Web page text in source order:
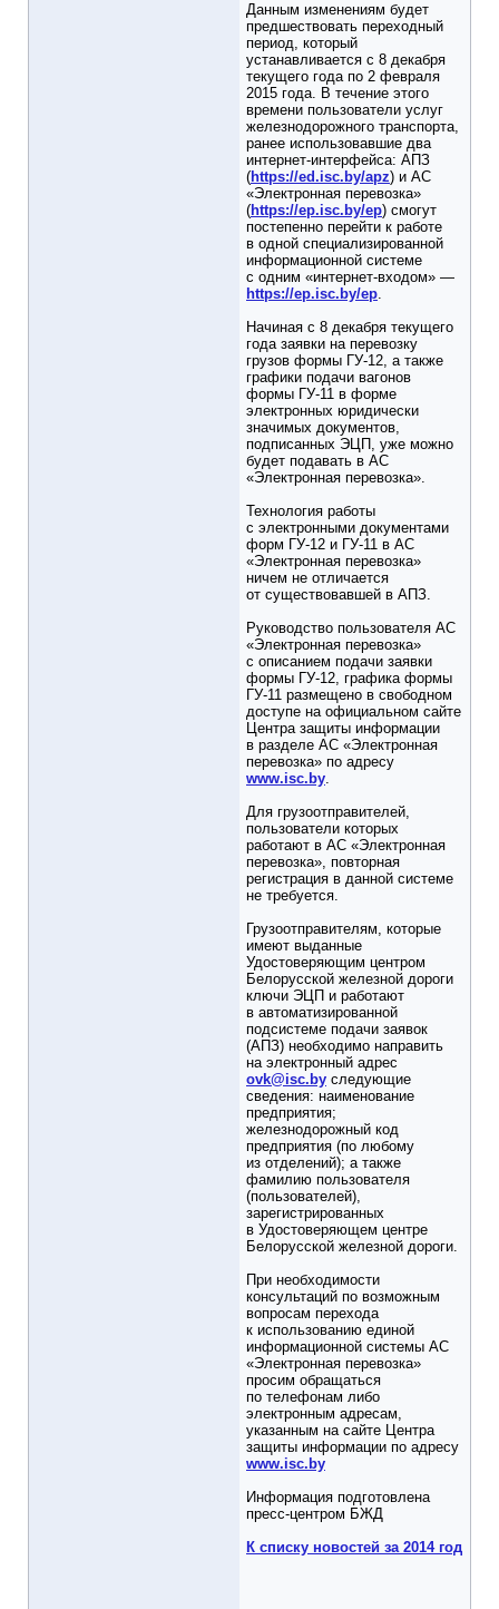
Данным изменениям будет
предшествовать переходный
период, который
устанавливается с 8 декабря
текущего года по 2 февраля
2015 года. В течение этого
времени пользователи услуг
железнодорожного транспорта,
ранее использовавшие два
интернет-интерфейса: АПЗ
(https://ed.isc.by/apz) и АС
«Электронная перевозка»
(https://ep.isc.by/ep) смогут
постепенно перейти к работе
в одной специализированной
информационной системе
с одним «интернет-входом» —
https://ep.isc.by/ep.
Начиная с 8 декабря текущего
года заявки на перевозку
грузов формы ГУ-12, а также
графики подачи вагонов
формы ГУ-11 в форме
электронных юридически
значимых документов,
подписанных ЭЦП, уже можно
будет подавать в АС
«Электронная перевозка».
Технология работы
с электронными документами
форм ГУ-12 и ГУ-11 в АС
«Электронная перевозка»
ничем не отличается
от существовавшей в АПЗ.
Руководство пользователя АС
«Электронная перевозка»
с описанием подачи заявки
формы ГУ-12, графика формы
ГУ-11 размещено в свободном
доступе на официальном сайте
Центра защиты информации
в разделе АС «Электронная
перевозка» по адресу
www.isc.by.
Для грузоотправителей,
пользователи которых
работают в АС «Электронная
перевозка», повторная
регистрация в данной системе
не требуется.
Грузоотправителям, которые
имеют выданные
Удостоверяющим центром
Белорусской железной дороги
ключи ЭЦП и работают
в автоматизированной
подсистеме подачи заявок
(АПЗ) необходимо направить
на электронный адрес
ovk@isc.by следующие
сведения: наименование
предприятия;
железнодорожный код
предприятия (по любому
из отделений); а также
фамилию пользователя
(пользователей),
зарегистрированных
в Удостоверяющем центре
Белорусской железной дороги.
При необходимости
консультаций по возможным
вопросам перехода
к использованию единой
информационной системы АС
«Электронная перевозка»
просим обращаться
по телефонам либо
электронным адресам,
указанным на сайте Центра
защиты информации по адресу
www.isc.by
Информация подготовлена
пресс-центром БЖД
К списку новостей за 2014 год